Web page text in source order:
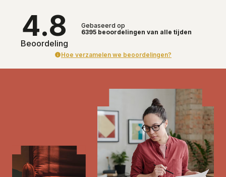
4.8
Beoordeling
Gebaseerd op
6395beoordelingen van alle tijden
Hoe verzamelen we beoordelingen?